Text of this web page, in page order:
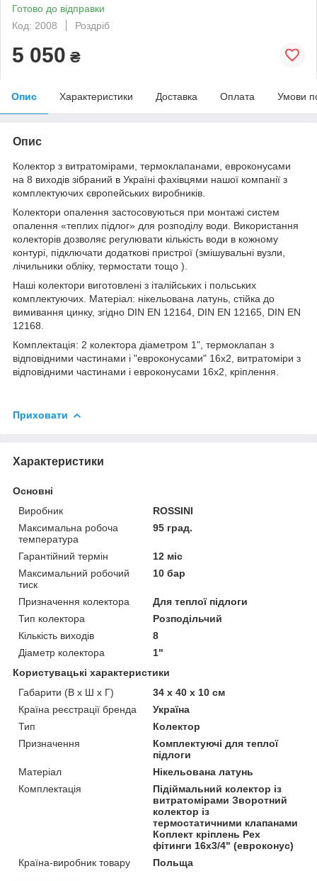
Готово до відправки
Код: 2008
Роздріб
5 050 ₴
Опис Характеристики Доставка Оплата Умови
Опис
Колектор з витратомірами, термоклапанами, евроконусами
на 8 виходів зібраний в Україні фахівцями нашої компанії з
комплектуючих європейських виробників.
Колектори опалення застосовуються при монтажі систем
опалення «теплих підлог» для розподілу води. Використання
колекторів дозволяє регулювати кількість води в кожному
контурі, підключати додаткові пристрої (змішувальні вузли,
лічильники обліку, термостати тощо ).
Наші колектори виготовлені з італійських і польських
комплектуючих. Матеріал: нікельована латунь, стійка до
вимивання цинку, згідно DIN EN 12164, DIN EN 12165, DIN EN
12168.
Комплектація: 2 колектора діаметром 1", термоклапан з
відповідними частинами і "евроконусами" 16х2, витратоміри з
відповідними частинами і евроконусами 16х2, кріплення.
Приховати
Характеристики
Основні
Виробник
ROSSINI
Максимальна робоча
температура
95 град.
Гарантійний термін
12 міс
Максимальний робочий
тиск
10 бар
Призначення колектора
Для теплої підлоги
Тип колектора
Розподільчий
Кількість виходів
8
Діаметр колектора
1"
Користувацькi характеристики
Габарити (В х Ш х Г)
34 х 40 х 10 см
Країна реєстрації бренда
Україна
Тип
Колектор
Призначення
Комплектуючі для теплої
підлоги
Матеріал
Нікельована латунь
Комплектація
Підіймальний колектор із
витратомірами Зворотний
колектор із
термостатичними клапанами
Коплект кріплень Рех
фітинги 16x3/4" (евроконус)
Країна-виробник товару
Польща